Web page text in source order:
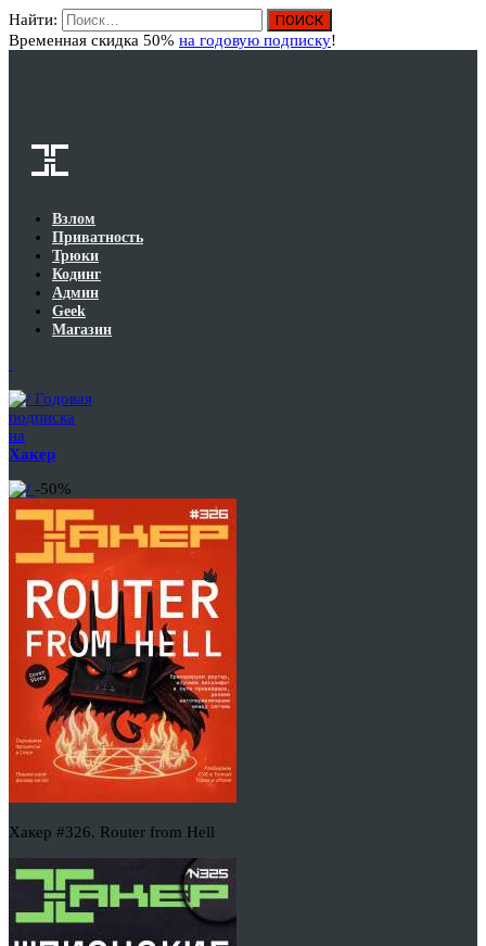
Найти:
Временная скидка 50% на годовую подписку!
Взлом
Приватность
Трюки
Кодинг
Админ
Geek
Магазин
Годовая
подписка
на
Хакер
-50%
Хакер #326. Router from Hell